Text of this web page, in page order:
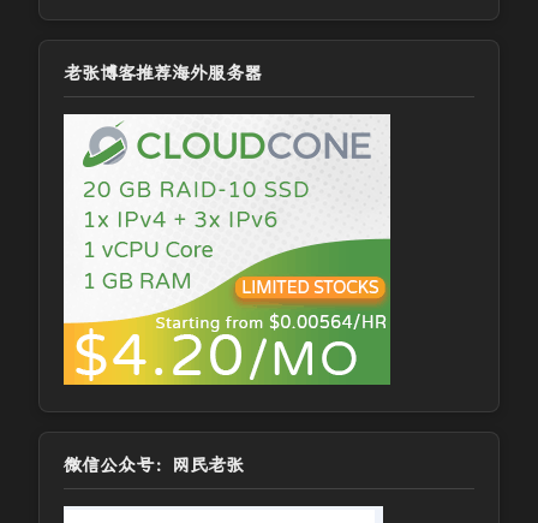
老张博客推荐海外服务器
微信公众号：网民老张